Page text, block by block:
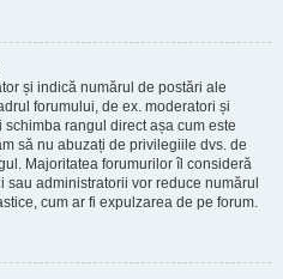
și indică numărul de postări ale
forumului, de ex. moderatori și
rangul direct așa cum este
să nu abuzați de privilegiile dvs. de
Majoritatea forumurilor îl consideră
sau administratorii vor reduce numărul
cum ar fi expulzarea de pe forum.